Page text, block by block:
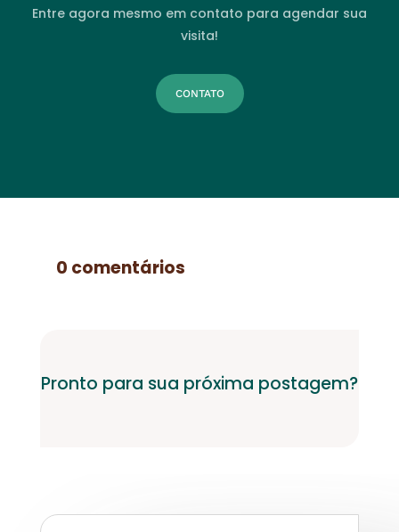
Entre agora mesmo em contato para agendar sua
visita!
CONTATO
0 comentários
Pronto para sua próxima postagem?